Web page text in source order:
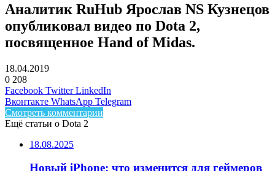
Аналитик RuHub Ярослав NS Кузнецов
опубликовал видео по Dota 2,
посвященное Hand of Midas.
18.04.2019
0 208
Facebook Twitter LinkedIn
Вконтакте WhatsApp Telegram
Смотреть комментарии
Ещё статьи о Dota 2
18.08.2025
Новый iPhone: что изменится для геймеров